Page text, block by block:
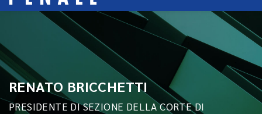
RENATO BRICCHETTI
PRESIDENTE DI SEZIONE DELLA CORTE DI